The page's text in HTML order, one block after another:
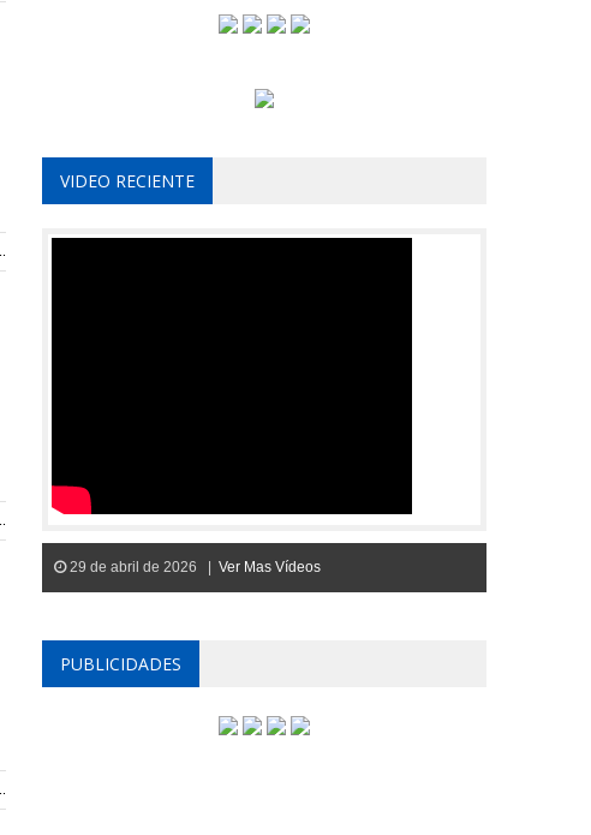
VIDEO RECIENTE
29 de abril de 2026 | Ver Mas Vídeos
PUBLICIDADES